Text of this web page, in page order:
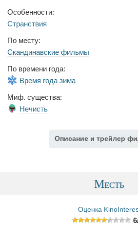
Особенности:
Странствия
По месту:
Скандинавские фильмы
По времени года:
Время года зима
Миф. существа:
Нечисть
Описание и трейлер
Месть
Оценка